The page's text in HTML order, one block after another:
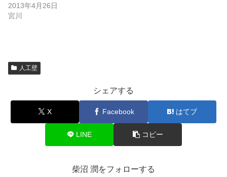
2013年4月26日
宮川
人工壁
シェアする
X Facebook はてブ
LINE コピー
柴沼 潤をフォローする